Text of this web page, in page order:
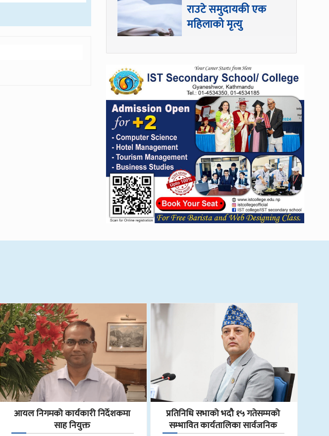
राउटे समुदायकी एक
महिलाको मृत्यु
आयल निगमको कार्यकारी निर्देशकमा
साह नियुक्त
प्रतिनिधि सभाको भदौ १५ गतेसम्मको
सम्भावित कार्यतालिका सार्वजनिक